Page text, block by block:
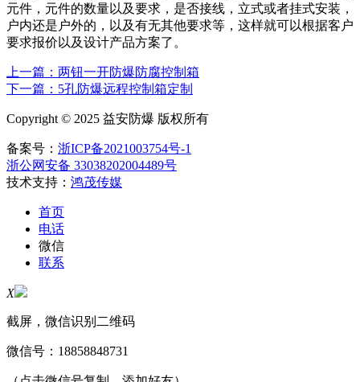
元件，元件的数量以及要求，是否接线，立式或者挂式安装，
户内还是户外的，以及有无其他要求等，这样就可以根据客户
要求报价以及设计产品方案了。
上一篇：两钮一开防爆防腐控制箱
下一篇：5孔防爆远程控制箱定制
Copyright © 2025 益安防爆 版权所有
备案号： 浙ICP备2021003754号-1
浙公网安备 33038202004489号
技术支持： 鸿茂传媒
首页
电话
微信
联系
X
截屏，微信识别二维码
微信号： 18858848731